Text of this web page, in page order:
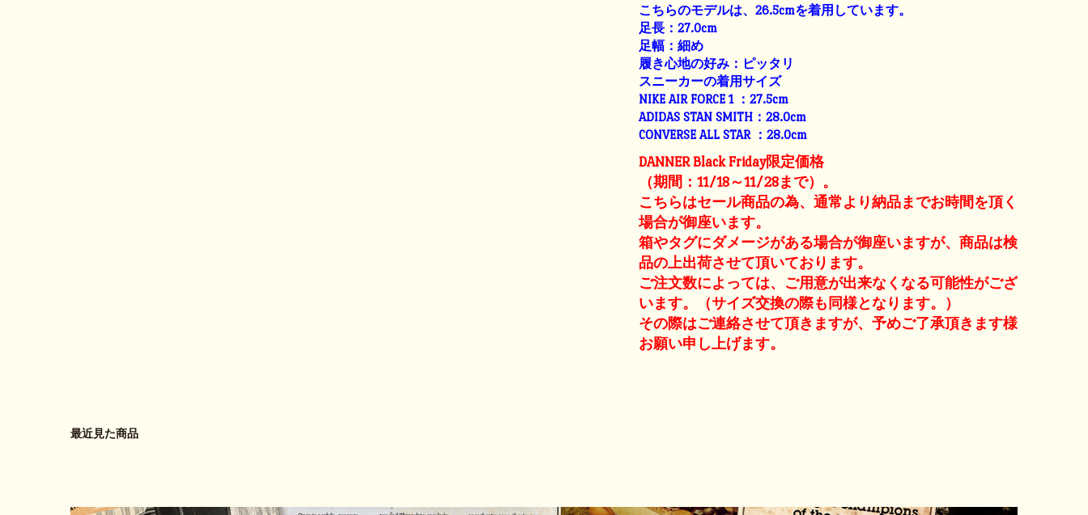
こちらのモデルは、26.5cmを着用しています。
足長：27.0cm
足幅：細め
履き心地の好み：ピッタリ
スニーカーの着用サイズ
NIKE AIR FORCE 1 ：27.5cm
ADIDAS STAN SMITH：28.0cm
CONVERSE ALL STAR ：28.0cm
DANNER Black Friday限定価格
（期間：11/18～11/28まで）。
こちらはセール商品の為、通常より納品までお時間を頂く
場合が御座います。
箱やタグにダメージがある場合が御座いますが、商品は検
品の上出荷させて頂いております。
ご注文数によっては、ご用意が出来なくなる可能性がござ
います。（サイズ交換の際も同様となります。）
その際はご連絡させて頂きますが、予めご了承頂きます様
お願い申し上げます。
最近見た商品